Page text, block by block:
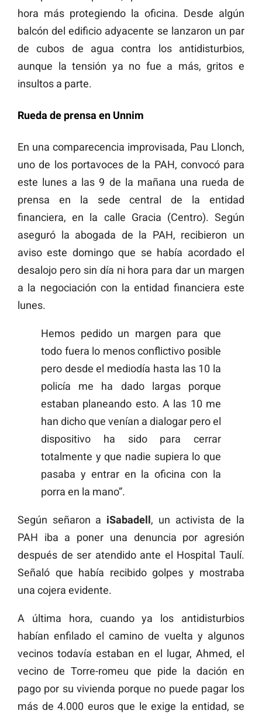
hora más protegiendo la oficina. Desde algún
balcón del edificio adyacente se lanzaron un par
de cubos de agua contra los antidisturbios,
aunque la tensión ya no fue a más, gritos e
insultos a parte.
Rueda de prensa en Unnim
En una comparecencia improvisada, Pau Llonch,
uno de los portavoces de la PAH, convocó para
este lunes a las 9 de la mañana una rueda de
prensa en la sede central de la entidad
financiera, en la calle Gracia (Centro). Según
aseguró la abogada de la PAH, recibieron un
aviso este domingo que se había acordado el
desalojo pero sin día ni hora para dar un margen
a la negociación con la entidad financiera este
lunes.
Hemos pedido un margen para que
todo fuera lo menos conflictivo posible
pero desde el mediodía hasta las 10 la
policía me ha dado largas porque
estaban planeando esto. A las 10 me
han dicho que venían a dialogar pero el
dispositivo ha sido para cerrar
totalmente y que nadie supiera lo que
pasaba y entrar en la oficina con la
porra en la mano”.
Según señaron a iSabadell, un activista de la
PAH iba a poner una denuncia por agresión
después de ser atendido ante el Hospital Taulí.
Señaló que había recibido golpes y mostraba
una cojera evidente.
A última hora, cuando ya los antidisturbios
habían enfilado el camino de vuelta y algunos
vecinos todavía estaban en el lugar, Ahmed, el
vecino de Torre-romeu que pide la dación en
pago por su vivienda porque no puede pagar los
más de 4.000 euros que le exige la entidad, se